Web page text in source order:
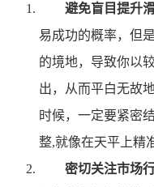
避免盲目提升
易成功的概率，但
的境地，导致你以
出，从而平白无故
时候，一定要紧密
整,就像在天平上精
密切关注市场